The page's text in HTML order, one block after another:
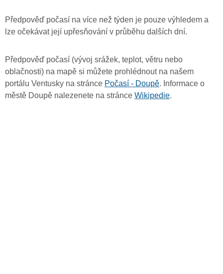
Předpověď počasí na více než týden je pouze výhledem a
lze očekávat její upřesňování v průběhu dalších dní.
Předpověď počasí (vývoj srážek, teplot, větru nebo
oblačnosti) na mapě si můžete prohlédnout na našem
portálu Ventusky na stránce Počasí - Doupě. Informace o
městě Doupě nalezenete na stránce Wikipedie.